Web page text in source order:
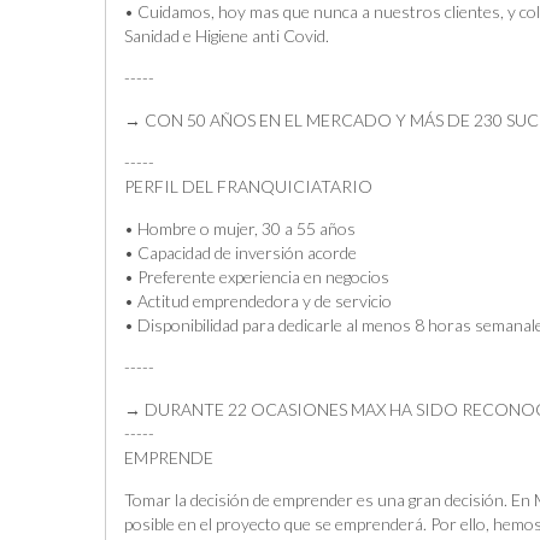
• Cuidamos, hoy mas que nunca a nuestros clientes, y
Sanidad e Higiene anti Covid.
-----
→ CON 50 AÑOS EN EL MERCADO Y MÁS DE 230
-----
PERFIL DEL FRANQUICIATARIO
• Hombre o mujer, 30 a 55 años
• Capacidad de inversión acorde
• Preferente experiencia en negocios
• Actitud emprendedora y de servicio
• Disponibilidad para dedicarle al menos 8 horas
-----
→ DURANTE 22 OCASIONES MAX HA SIDO
-----
EMPRENDE
Tomar la decisión de emprender es una gran decisión.
posible en el proyecto que se emprenderá. Por ello,